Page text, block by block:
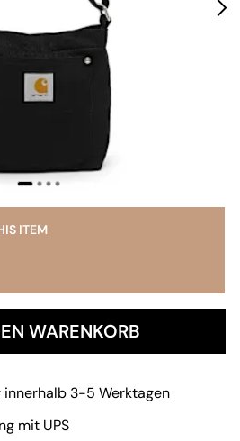
ITEM
WARENKORB
innerhalb 3-5 Werktagen
mit UPS